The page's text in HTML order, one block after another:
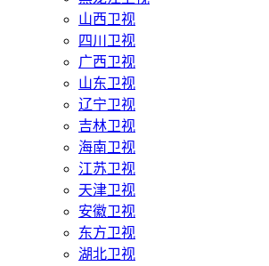
山西卫视
四川卫视
广西卫视
山东卫视
辽宁卫视
吉林卫视
海南卫视
江苏卫视
天津卫视
安徽卫视
东方卫视
湖北卫视